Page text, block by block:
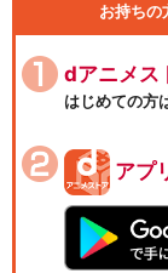
お持ちの
dアニメス
はじめての方
アプ